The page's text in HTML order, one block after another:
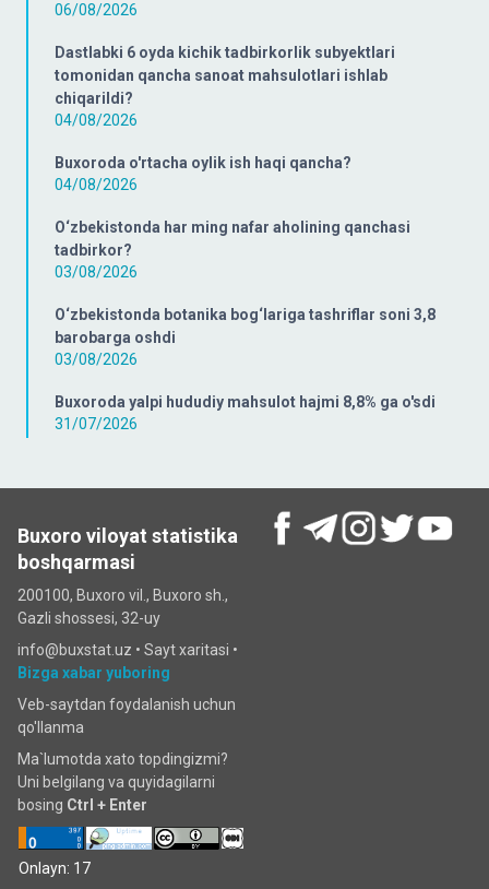
06/08/2026
Dastlabki 6 oyda kichik tadbirkorlik subyektlari
tomonidan qancha sanoat mahsulotlari ishlab
chiqarildi?
04/08/2026
Buxoroda o'rtacha oylik ish haqi qancha?
04/08/2026
O‘zbekistonda har ming nafar aholining qanchasi
tadbirkor?
03/08/2026
O‘zbekistonda botanika bog‘lariga tashriflar soni 3,8
barobarga oshdi
03/08/2026
Buxoroda yalpi hududiy mahsulot hajmi 8,8% ga o'sdi
31/07/2026
Buxoro viloyat statistika
boshqarmasi
200100, Buxoro vil., Buxoro sh.,
Gazli shossesi, 32-uy
info@buxstat.uz • Sayt xaritasi •
Bizga xabar yuboring
Veb-saytdan foydalanish uchun
qo'llanma
Ma`lumotda xato topdingizmi?
Uni belgilang va quyidagilarni
bosing Ctrl + Enter
Onlayn: 17